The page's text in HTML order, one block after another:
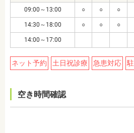
09:00～13:00 ○ ○ ○
14:30～18:00 ○ ○ ○
14:00～17:00
ネット予約 土日祝診療 急患対応
空き時間確認